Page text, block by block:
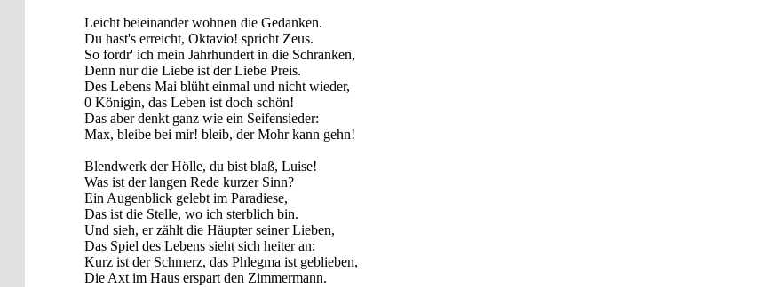
Leicht beieinander wohnen die Gedanken.
Du hast's erreicht, Oktavio! spricht Zeus.
So fordr' ich mein Jahrhundert in die Schranken,
Denn nur die Liebe ist der Liebe Preis.
Des Lebens Mai blüht einmal und nicht wieder,
0 Königin, das Leben ist doch schön!
Das aber denkt ganz wie ein Seifensieder:
Max, bleibe bei mir! bleib, der Mohr kann gehn!
Blendwerk der Hölle, du bist blaß, Luise!
Was ist der langen Rede kurzer Sinn?
Ein Augenblick gelebt im Paradiese,
Das ist die Stelle, wo ich sterblich bin.
Und sieh, er zählt die Häupter seiner Lieben,
Das Spiel des Lebens sieht sich heiter an:
Kurz ist der Schmerz, das Phlegma ist geblieben,
Die Axt im Haus erspart den Zimmermann.